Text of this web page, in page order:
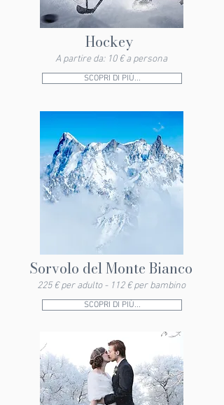
Hockey
A partire da: 10 € a persona
SCOPRI DI PIÙ...
Sorvolo del Monte Bianco
225 € per adulto - 112 € per bambino
SCOPRI DI PIÙ...